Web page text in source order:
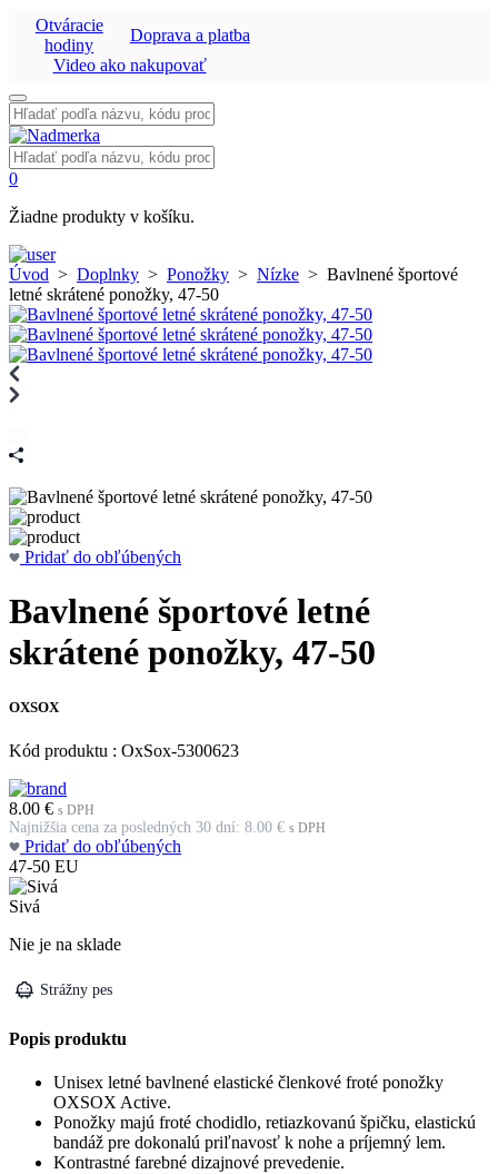
Otváracie
hodiny
Doprava a platba
Video ako nakupovať
Vyhľadať:
Vyhľadať:
0
Žiadne produkty v košíku.
Úvod > Doplnky > Ponožky > Nízke > Bavlnené športové
letné skrátené ponožky, 47-50
Pridať do obľúbených
Bavlnené športové letné
skrátené ponožky, 47-50
OXSOX
Kód produktu : OxSox-5300623
8.00 € s DPH
Najnižšia cena za posledných 30 dní: 8.00 € s DPH
Pridať do obľúbených
47-50 EU
Sivá
Nie je na sklade
Strážny pes
Popis produktu
Unisex letné bavlnené elastické členkové froté ponožky
OXSOX Active.
Ponožky majú froté chodidlo, retiazkovanú špičku, elastickú
bandáž pre dokonalú priľnavosť k nohe a príjemný lem.
Kontrastné farebné dizajnové prevedenie.